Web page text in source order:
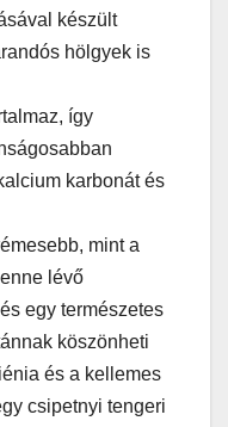
készült
hölgyek is
így
karbonát és
mint a
lévő
egy természetes
köszönheti
és a kellemes
csipetnyi tengeri